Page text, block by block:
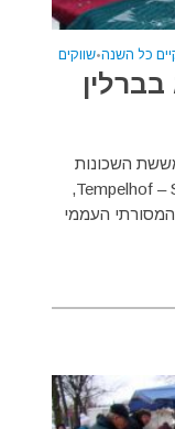
כל השנה•שווקים
השכונות
של רובע טמפלהוף-שנברג Tempelhof – Schöneberg,
העממי